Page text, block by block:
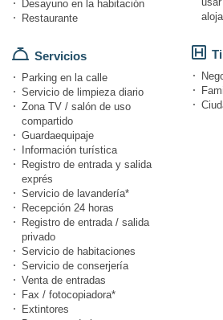
Desayuno en la habitación
Restaurante
Servicios
Parking en la calle
Servicio de limpieza diario
Zona TV / salón de uso
compartido
Guardaequipaje
Información turística
Registro de entrada y salida
exprés
Servicio de lavandería*
Recepción 24 horas
Registro de entrada / salida
privado
Servicio de habitaciones
Servicio de conserjería
Venta de entradas
Fax / fotocopiadora*
Extintores